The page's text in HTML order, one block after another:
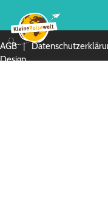
AGB|
Design